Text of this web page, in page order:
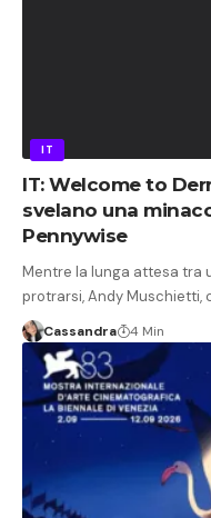
IT
IT: Welcome to
svelano una
Pennywise
Mentre la lunga attesa tra
protrarsi, Andy Muschietti,
Cassandra 4 Min